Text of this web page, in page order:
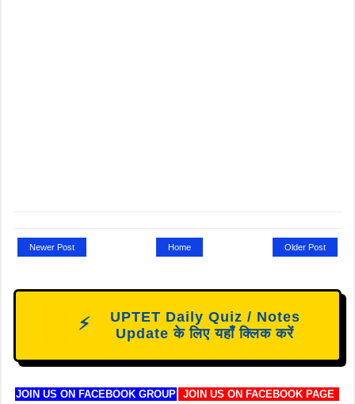
Newer Post Older Post
Home
⚡
UPTET Daily Quiz / Notes
Update के लिए यहाँ क्लिक करें
JOIN US ON FACEBOOK GROUP
JOIN US ON FACEBOOK PAGE